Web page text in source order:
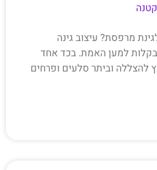
לגינת מרפסת? עיצוב גינה
למען האמת. בכד אחד
וביתר סלעים ופרחים